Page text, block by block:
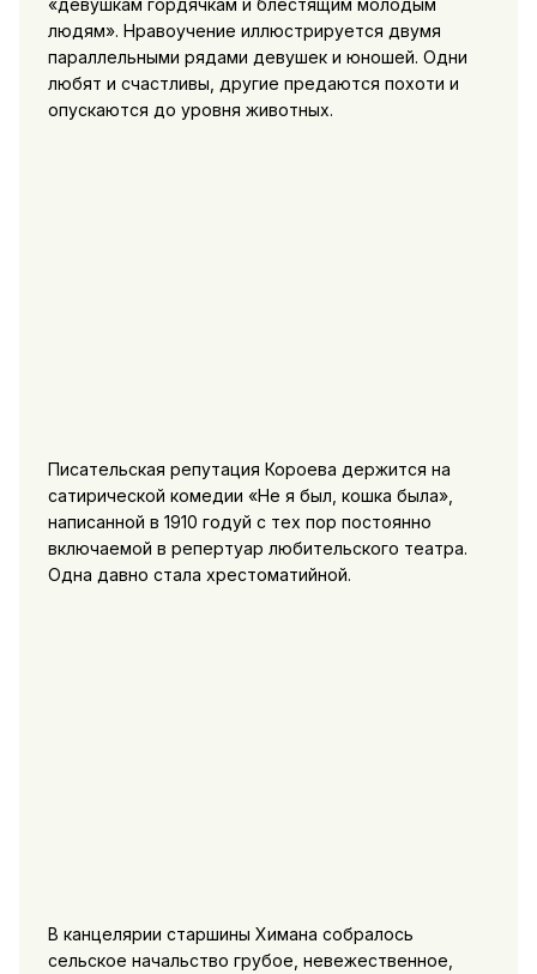
людям». Нравоучение иллюстрируется двумя
параллельными рядами девушек и юношей. Одни
любят и счастливы, другие предаются похоти и
опускаются до уровня животных.
Писательская репутация Короева держится на
сатирической комедии «Не я был, кошка была»,
написанной в 1910 годуй с тех пор постоянно
включаемой в репертуар любительского театра.
Одна давно стала хрестоматийной.
В канцелярии старшины Химана собралось
сельское начальство грубое, невежественное,